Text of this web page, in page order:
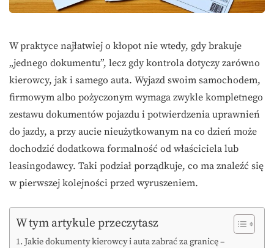
W praktyce najłatwiej o kłopot nie wtedy, gdy brakuje
„jednego dokumentu”, lecz gdy kontrola dotyczy zarówno
kierowcy, jak i samego auta. Wyjazd swoim samochodem,
firmowym albo pożyczonym wymaga zwykle kompletnego
zestawu dokumentów pojazdu i potwierdzenia uprawnień
do jazdy, a przy aucie nieużytkowanym na co dzień może
dochodzić dodatkowa formalność od właściciela lub
leasingodawcy. Taki podział porządkuje, co ma znaleźć się
w pierwszej kolejności przed wyruszeniem.
W tym artykule przeczytasz
Jakie dokumenty kierowcy i auta zabrać za granicę –